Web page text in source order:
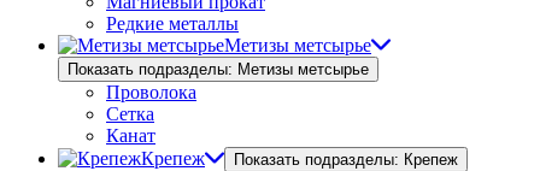
Редкие металлы
Метизы метсырье
Показать подразделы: Метизы метсырье
Проволока
Сетка
Канат
Крепеж
Показать подразделы: Крепеж